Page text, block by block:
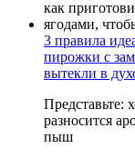
3 правила
пирожки с
вытекли в
Представьте:
разносится
пыш